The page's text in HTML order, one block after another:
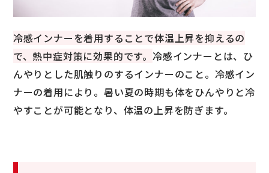
冷感インナーを着用することで体温上昇を抑えるの
で、熱中症対策に効果的です。冷感インナーとは、ひ
んやりとした肌触りのするインナーのこと。冷感イン
ナーの着用により。暑い夏の時期も体をひんやりと冷
やすことが可能となり、体温の上昇を防ぎます。